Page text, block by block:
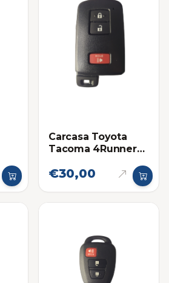
Carcasa Toyota
Tacoma 4Runner
Proximidad
€30,00